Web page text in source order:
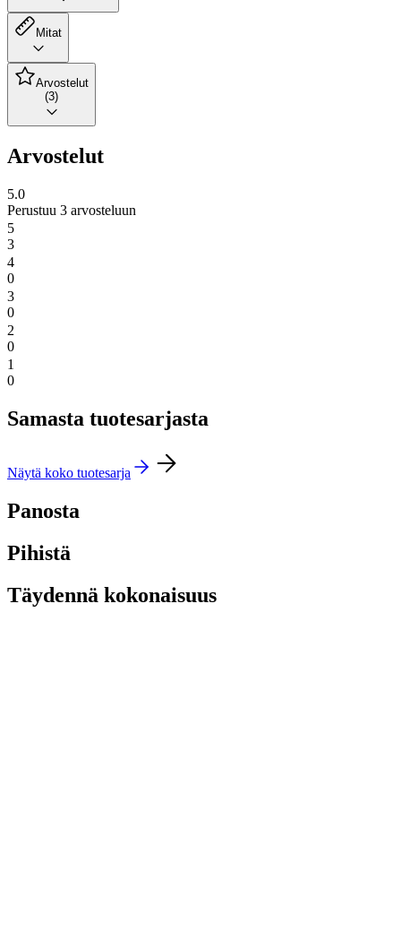
Mitat
Arvostelut
(3)
Arvostelut
5.0
Perustuu 3 arvosteluun
5
3
4
0
3
0
2
0
1
0
Samasta tuotesarjasta
Näytä koko tuotesarja
Panosta
Pihistä
Täydennä kokonaisuus